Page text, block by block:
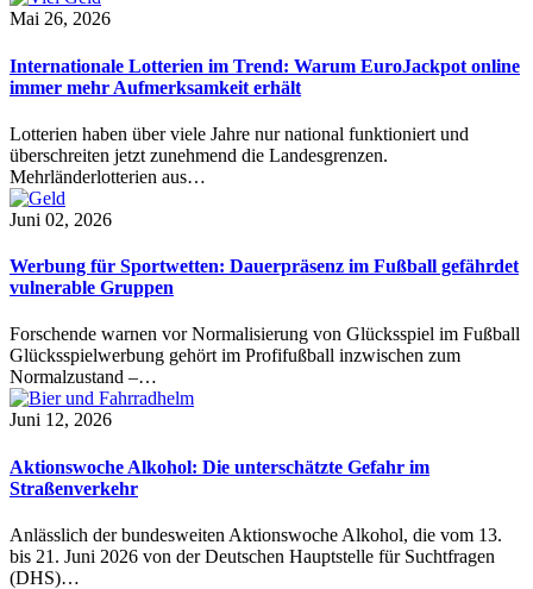
Mai 26, 2026
Internationale Lotterien im Trend: Warum EuroJackpot online
immer mehr Aufmerksamkeit erhält
Lotterien haben über viele Jahre nur national funktioniert und
überschreiten jetzt zunehmend die Landesgrenzen.
Mehrländerlotterien aus…
Juni 02, 2026
Werbung für Sportwetten: Dauerpräsenz im Fußball gefährdet
vulnerable Gruppen
Forschende warnen vor Normalisierung von Glücksspiel im Fußball
Glücksspielwerbung gehört im Profifußball inzwischen zum
Normalzustand –…
Juni 12, 2026
Aktionswoche Alkohol: Die unterschätzte Gefahr im
Straßenverkehr
Anlässlich der bundesweiten Aktionswoche Alkohol, die vom 13.
bis 21. Juni 2026 von der Deutschen Hauptstelle für Suchtfragen
(DHS)…